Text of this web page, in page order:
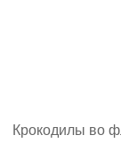
Крокодилы во